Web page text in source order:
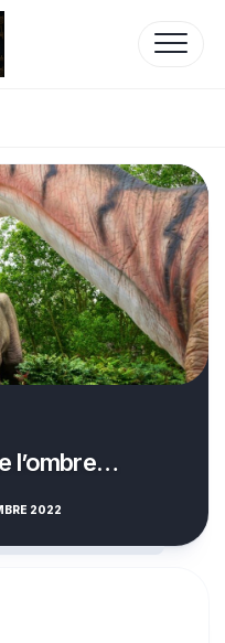
l’ombre…
2022